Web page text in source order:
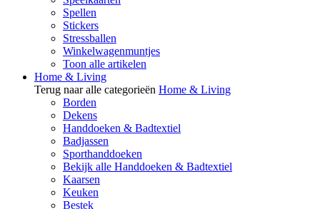
Spellen
Stickers
Stressballen
Winkelwagenmuntjes
Toon alle artikelen
Home & Living
Terug naar alle categorieën Home & Living
Borden
Dekens
Handdoeken & Badtextiel
Badjassen
Sporthanddoeken
Bekijk alle Handdoeken & Badtextiel
Kaarsen
Keuken
Bestek